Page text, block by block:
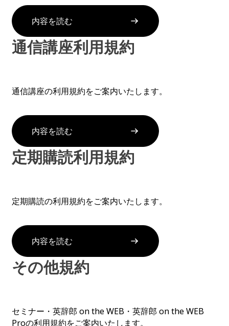
内容を読む
通信講座利用規約
通信講座の利用規約をご案内いたします。
内容を読む
定期購読利用規約
定期購読の利用規約をご案内いたします。
内容を読む
その他規約
セミナー・英辞郎 on the WEB・英辞郎 on the WEB
Proの利用規約をご案内いたします。